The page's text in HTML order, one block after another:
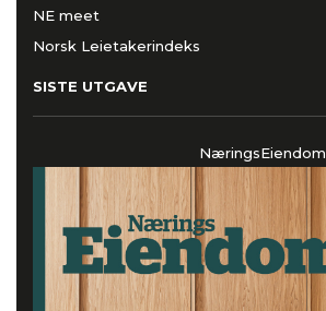
NE meet
Norsk Leietakerindeks
SISTE UTGAVE
NæringsEiendom